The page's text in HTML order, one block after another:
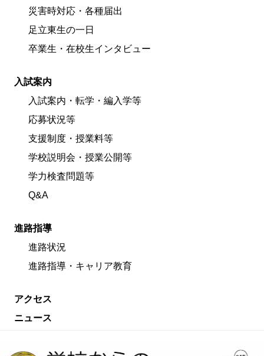
災害時対応・各種届出
足立東生の一日
卒業生・在校生インタビュー
入試案内
入試案内・転学・編入学等
応募状況等
支援制度・授業料等
学校説明会・授業公開等
学力検査問題等
Q&A
進路指導
進路状況
進路指導・キャリア教育
アクセス
ニュース